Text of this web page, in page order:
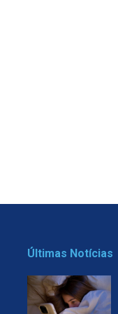
Últimas Notícias